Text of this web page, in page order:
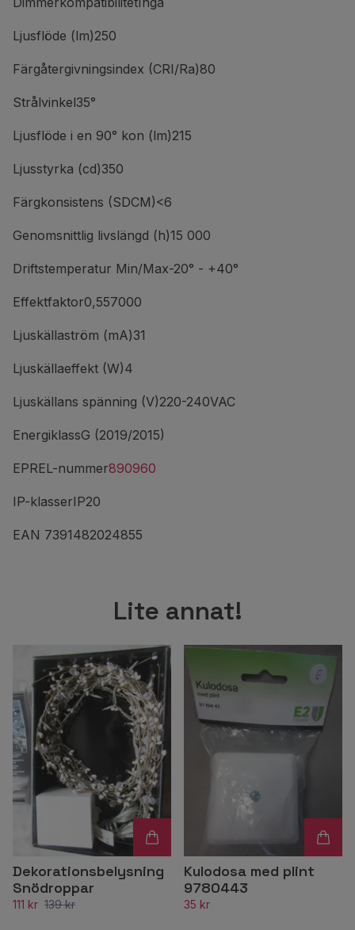
Ljusflöde (lm)250
Färgåtergivningsindex (CRI/Ra)80
Strålvinkel35°
Ljusflöde i en 90° kon (lm)215
Ljusstyrka (cd)350
Färgkonsistens (SDCM)<6
Genomsnittlig livslängd (h)15 000
Driftstemperatur Min/Max-20° - +40°
Effektfaktor0,557000
Ljuskällaström (mA)31
Ljuskällaeffekt (W)4
Ljuskällans spänning (V)220-240VAC
EnergiklassG (2019/2015)
EPREL-nummer890960
IP-klasserIP20
EAN 7391482024855
Lite annat!
Dekorationsbelysning
Snödroppar
111 kr 139 kr
Kulodosa med plint
9780443
35 kr